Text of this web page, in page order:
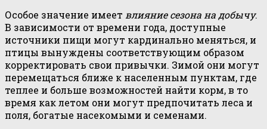
Особое значение имеет влияние сезона на добычу.
В зависимости от времени года, доступные
источники пищи могут кардинально меняться, и
птицы вынуждены соответствующим образом
корректировать свои привычки. Зимой они могут
перемещаться ближе к населенным пунктам, где
теплее и больше возможностей найти корм, в то
время как летом они могут предпочитать леса и
поля, богатые насекомыми и семенами.